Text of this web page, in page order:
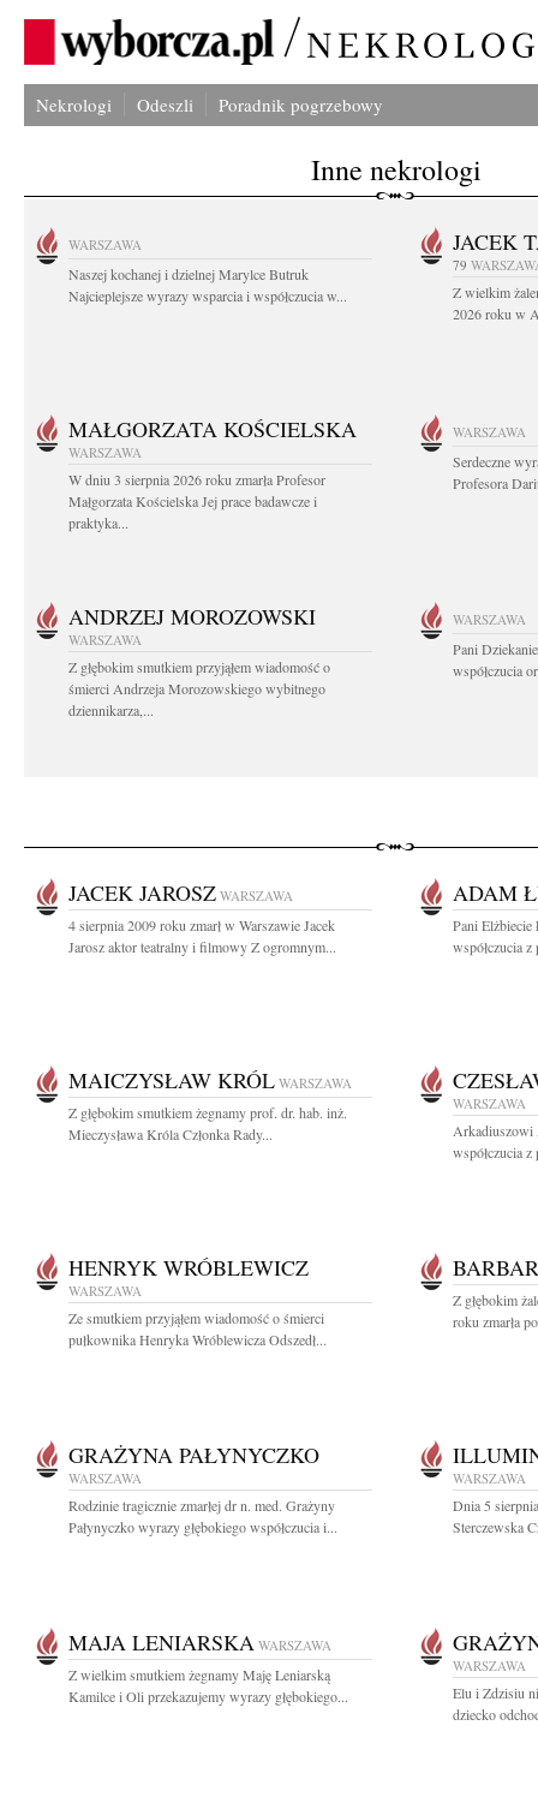
Nekrologi Odeszli Poradnik pogrzebowy
Inne nekrologi
WARSZAWA
Naszej kochanej i dzielnej Marylce Butruk
Najcieplejsze wyrazy wsparcia i współczucia w...
JACEK
79
Z wielkim
2026 roku w
MAŁGORZATA KOŚCIELSKA
WARSZAWA
W dniu 3 sierpnia 2026 roku zmarła Profesor
Małgorzata Kościelska Jej prace badawcze i
praktyka...
WARSZAWA
Serdeczne
Profesora
ANDRZEJ MOROZOWSKI
WARSZAWA
Z głębokim smutkiem przyjąłem wiadomość o
śmierci Andrzeja Morozowskiego wybitnego
dziennikarza,...
WARSZAWA
Pani
współczucia
JACEK JAROSZ WARSZAWA
4 sierpnia 2009 roku zmarł w Warszawie Jacek
Jarosz aktor teatralny i filmowy Z ogromnym...
ADAM
Pani Elżbiecie
współczucia
MAICZYSŁAW KRÓL WARSZAWA
Z głębokim smutkiem żegnamy prof. dr. hab. inż.
Mieczysława Króla Członka Rady...
WARSZAWA
Arkadiuszowi
współczucia
HENRYK WRÓBLEWICZ
WARSZAWA
Ze smutkiem przyjąłem wiadomość o śmierci
pułkownika Henryka Wróblewicza Odszedł...
Z głębokim
roku zmarła
GRAŻYNA PAŁYNYCZKO
WARSZAWA
Rodzinie tragicznie zmarłej dr n. med. Grażyny
Pałynyczko wyrazy głębokiego współczucia i...
WARSZAWA
Dnia 5
Sterczewska
MAJA LENIARSKA WARSZAWA
Z wielkim smutkiem żegnamy Maję Leniarską
Kamilce i Oli przekazujemy wyrazy głębokiego...
WARSZAWA
Elu i Zdzisiu
dziecko